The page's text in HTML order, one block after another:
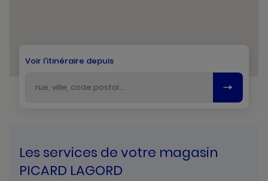
Voir l'itinéraire depuis
Les services de votre magasin
PICARD LAGORD